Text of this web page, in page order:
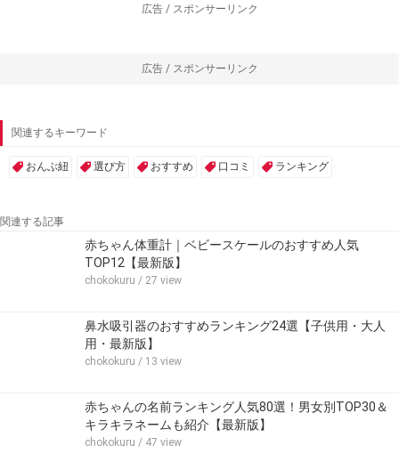
広告 / スポンサーリンク
広告 / スポンサーリンク
関連するキーワード
おんぶ紐 選び方 おすすめ 口コミ ランキング
関連する記事
赤ちゃん体重計｜ベビースケールのおすすめ人気
TOP12【最新版】
chokokuru / 27 view
鼻水吸引器のおすすめランキング24選【子供用・大人
用・最新版】
chokokuru / 13 view
赤ちゃんの名前ランキング人気80選！男女別TOP30＆
キラキラネームも紹介【最新版】
chokokuru / 47 view